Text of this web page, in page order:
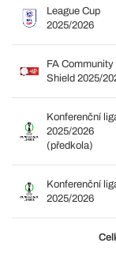
League Cup
2025/2026
FA Community
Shield 2025/
Konferenční
2025/2026
(předkola)
Konferenční
2025/2026